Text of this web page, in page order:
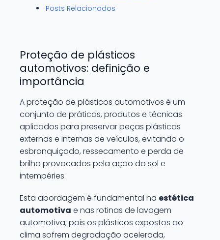
Posts Relacionados
Proteção de plásticos
automotivos: definição e
importância
A proteção de plásticos automotivos é um
conjunto de práticas, produtos e técnicas
aplicados para preservar peças plásticas
externas e internas de veículos, evitando o
esbranquiçado, ressecamento e perda de
brilho provocados pela ação do sol e
intempéries.
Esta abordagem é fundamental na estética
automotiva e nas rotinas de lavagem
automotiva, pois os plásticos expostos ao
clima sofrem degradação acelerada,